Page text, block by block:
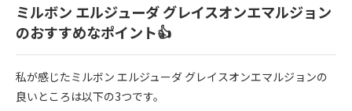
ミルボン エルジューダ グレイスオンエマルジョン
のおすすめなポイント👍
私が感じたミルボン エルジューダ グレイスオンエマルジョンの
良いところは以下の3つです。